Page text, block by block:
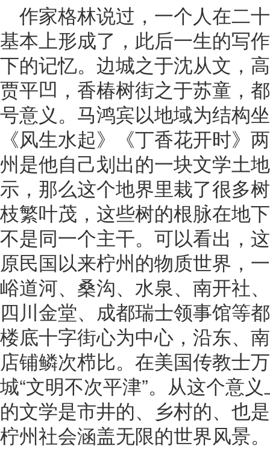
作家格林说过，一个人在二
基本上形成了，此后一生的写
下的记忆。边城之于沈从文，
贾平凹，香椿树街之于苏童，
号意义。马鸿宾以地域为结构
《风生水起》《丁香花开时》
州是他自己划出的一块文学土
示，那么这个地界里栽了很多
枝繁叶茂，这些树的根脉在地
不是同一个主干。可以看出，
原民国以来柠州的物质世界，
峪道河、桑沟、水泉、南开社
四川金堂、成都瑞士领事馆等
楼底十字街心为中心，沿东、
店铺鳞次栉比。在美国传教士
城“文明不次平津”。从这个意
的文学是市井的、乡村的、也
柠州社会涵盖无限的世界风景。